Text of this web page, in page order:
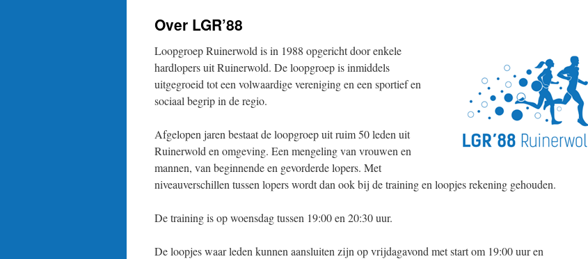
Over LGR’88
Loopgroep Ruinerwold is in 1988 opgericht door enkele
hardlopers uit Ruinerwold. De loopgroep is inmiddels
uitgegroeid tot een volwaardige vereniging en een sportief en
sociaal begrip in de regio.
Afgelopen jaren bestaat de loopgroep uit ruim 50 leden uit
Ruinerwold en omgeving. Een mengeling van vrouwen en
mannen, van beginnende en gevorderde lopers. Met
niveauverschillen tussen lopers wordt dan ook bij de training en loopjes rekening gehouden.
De training is op woensdag tussen 19:00 en 20:30 uur.
De loopjes waar leden kunnen aansluiten zijn op vrijdagavond met start om 19:00 uur en